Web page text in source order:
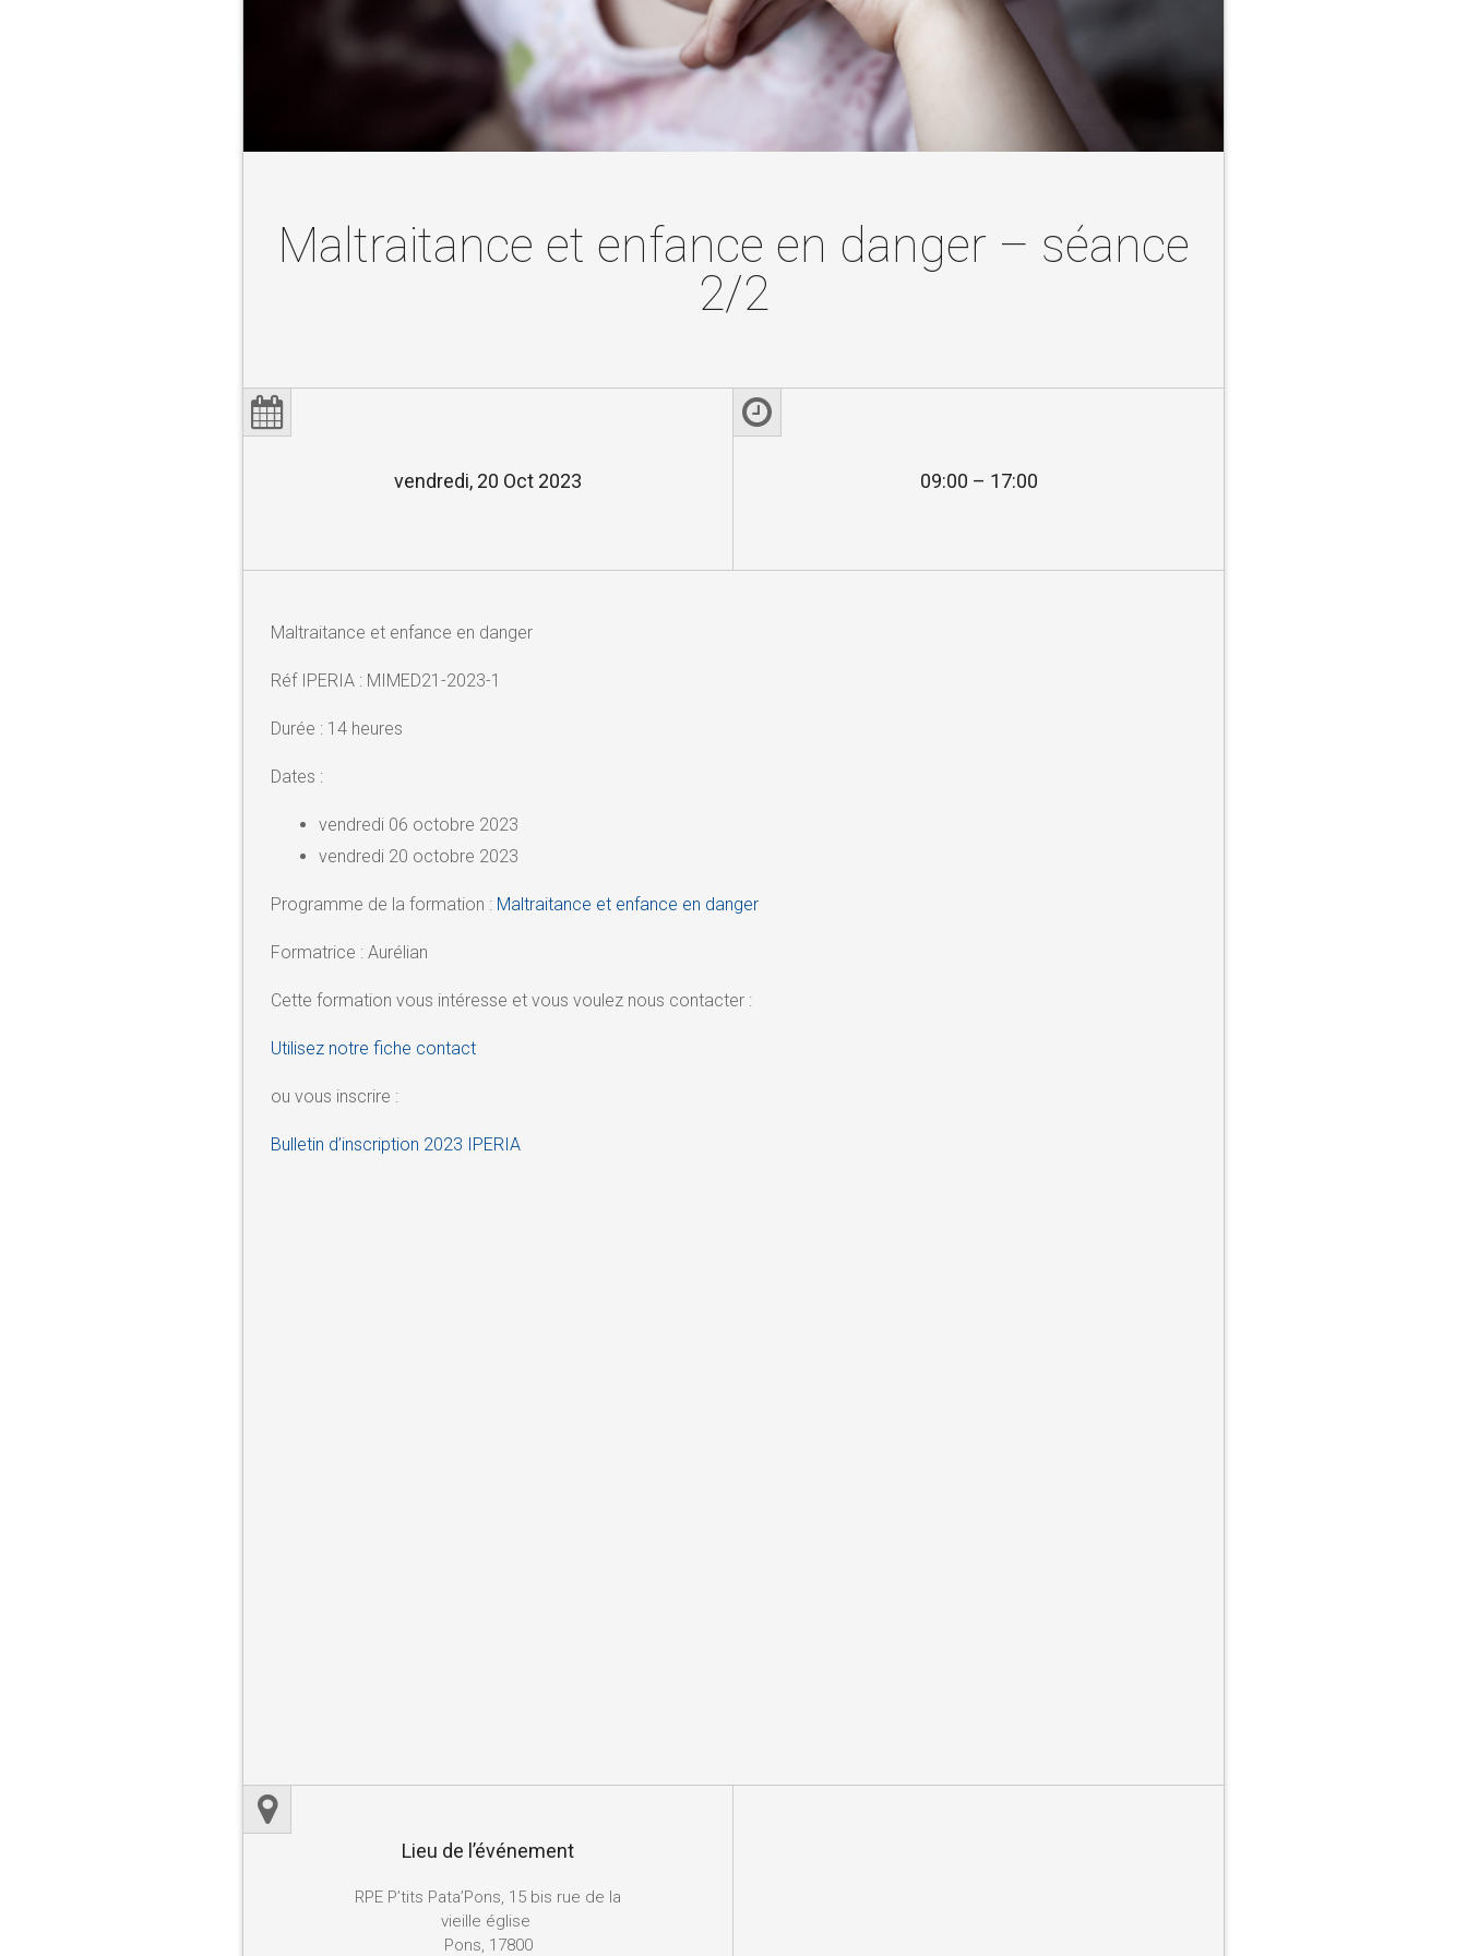
Maltraitance et enfance en danger – séance
2/2
vendredi, 20 Oct 2023 09:00 – 17:00
Maltraitance et enfance en danger
Réf IPERIA : MIMED21-2023-1
Durée : 14 heures
Dates :
vendredi 06 octobre 2023
vendredi 20 octobre 2023
Programme de la formation : Maltraitance et enfance en danger
Formatrice : Aurélian
Cette formation vous intéresse et vous voulez nous contacter :
Utilisez notre fiche contact
ou vous inscrire :
Bulletin d’inscription 2023 IPERIA
Lieu de l’événement
RPE P’tits Pata’Pons, 15 bis rue de la
vieille église
Pons, 17800